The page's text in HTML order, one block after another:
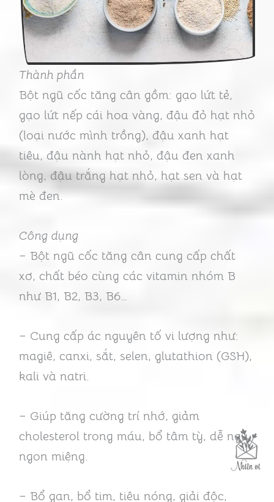
Thành phần
Bột ngũ cốc tăng cân gồm: gạo lứt tẻ,
gạo lứt nếp cái hoa vàng, đậu đỏ hạt nhỏ
(loại nước mình trồng), đậu xanh hạt
tiêu, đậu nành hạt nhỏ, đậu đen xanh
lòng, đậu trắng hạt nhỏ, hạt sen và hạt
mè đen.
Công dụng
– Bột ngũ cốc tăng cân cung cấp chất
xơ, chất béo cùng các vitamin nhóm B
như B1, B2, B3, B6…
– Cung cấp ác nguyên tố vi lượng như:
magiê, canxi, sắt, selen, glutathion (GSH),
kali và natri.
– Giúp tăng cường trí nhớ, giảm
cholesterol trong máu, bổ tâm tỳ, dễ ngủ,
ngon miệng.
– Bổ gan, bổ tim, tiêu nóng, giải độc,